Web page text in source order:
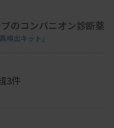
（1ライセンスご
応相談）。他に、デ
）がかかる。
のコンパニオン診断薬
出キット」
3件